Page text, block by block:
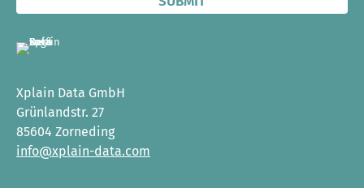
Xplain Data GmbH
Grünlandstr. 27
85604 Zorneding
info@xplain-data.com